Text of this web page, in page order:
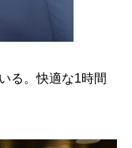
る。快適な1時間